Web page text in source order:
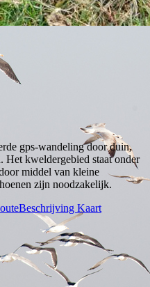
gps-wandeling door duin,
Het kweldergebied staat onder
middel van kleine
zijn noodzakelijk.
Kaart